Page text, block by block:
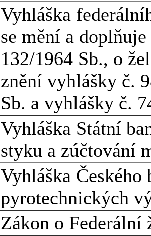
Vyhláška
se mění a
132/1964 Sb., o
znění vyhlášky č.
Sb. a vyhlášky č.
Vyhláška Státní
styku a zúčtování
Vyhláška Českého
pyrotechnických
Zákon o